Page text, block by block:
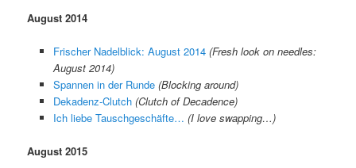
August 2014
Frischer Nadelblick: August 2014 (Fresh look on needles:
August 2014)
Spannen in der Runde (Blocking around)
Dekadenz-Clutch (Clutch of Decadence)
Ich liebe Tauschgeschäfte… (I love swapping…)
August 2015